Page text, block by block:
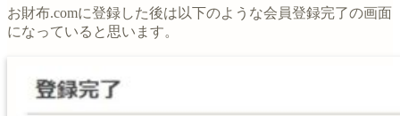
お財布.comに登録した後は以下のような会員登録完了の画面
になっていると思います。